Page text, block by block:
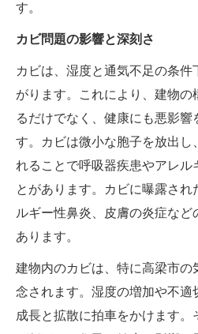
す。
カビ問題の影響と深刻さ
カビは、湿度と通気不足の条
がります。これにより、建物の
るだけでなく、健康にも悪影響
す。カビは微小な胞子を放出し
れることで呼吸器疾患やアレル
とがあります。カビに曝露され
ルギー性鼻炎、皮膚の炎症な
あります。
建物内のカビは、特に高梁市の
念されます。湿度の増加や不適
成長と拡散に拍車をかけます